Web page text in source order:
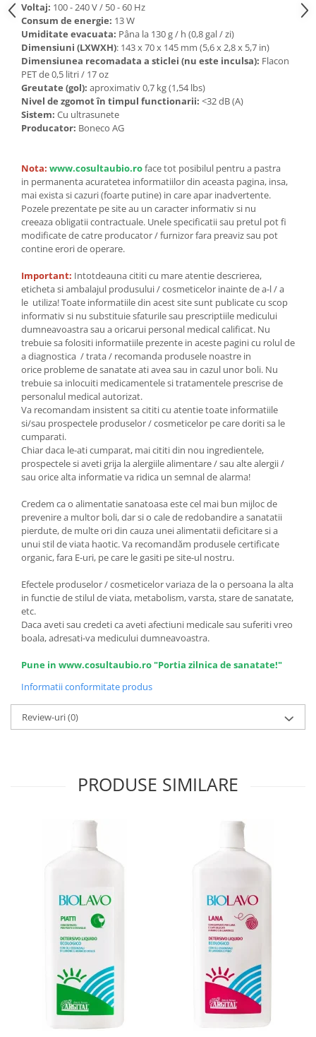
Voltaj: 100 - 240 V / 50 - 60 Hz
Consum de energie: 13 W
Umiditate evacuata: Pâna la 130 g / h (0,8 gal / zi)
Dimensiuni (LXWXH): 143 x 70 x 145 mm (5,6 x 2,8 x 5,7 in)
Dimensiunea recomadata a sticlei (nu este inculsa): Flacon
PET de 0,5 litri / 17 oz
Greutate (gol): aproximativ 0,7 kg (1,54 lbs)
Nivel de zgomot în timpul functionarii: <32 dB (A)
Sistem: Cu ultrasunete
Producator: Boneco AG
Nota: www.cosultaubio.roface tot posibilul pentru a pastra
in permanenta acuratetea informatiilor din aceasta pagina, insa,
mai exista si cazuri (foarte putine) in care apar inadvertente.
Pozele prezentate pe site au un caracter informativ si nu
creeaza obligatii contractuale. Unele specificatii sau pretul pot fi
modificate de catre producator / furnizor fara preaviz sau pot
contine erori de operare.
Important: Intotdeauna cititi cu mare atentie descrierea,
eticheta si ambalajul produsului / cosmeticelor inainte de a-l / a
le utiliza! Toate informatiile din acest site sunt publicate cu scop
informativ si nu substituie sfaturile sau prescriptiile medicului
dumneavoastra sau a oricarui personal medical calificat. Nu
trebuie sa folositi informatiile prezente in aceste pagini cu rolul de
a diagnostica / trata / recomanda produsele noastre in
orice probleme de sanatate ati avea sau in cazul unor boli. Nu
trebuie sa inlocuiti medicamentele si tratamentele prescrise de
personalul medical autorizat.
Va recomandam insistent sa cititi cu atentie toate informatiile
si/sau prospectele produselor / cosmeticelor pe care doriti sa le
cumparati.
Chiar daca le-ati cumparat, mai cititi din nou ingredientele,
prospectele si aveti grija la alergiile alimentare / sau alte alergii /
sau orice alta informatie va ridica un semnal de alarma!
Credem ca o alimentatie sanatoasa este cel mai bun mijloc de
prevenire a multor boli, dar si o cale de redobandire a sanatatii
pierdute, de multe ori din cauza unei alimentatii deficitare si a
unui stil de viata haotic. Va recomandăm produsele certificate
organic, fara E-uri, pe care le gasiti pe site-ul nostru.
Efectele produselor / cosmeticelor variaza de la o persoana la alta
in functie de stilul de viata, metabolism, varsta, stare de sanatate,
etc.
Daca aveti sau credeti ca aveti afectiuni medicale sau suferiti vreo
boala, adresati-va medicului dumneavoastra.
Pune in www.cosultaubio.ro "Portia zilnica de sanatate!"
Informatii conformitate produs
Review-uri(0)
PRODUSE SIMILARE